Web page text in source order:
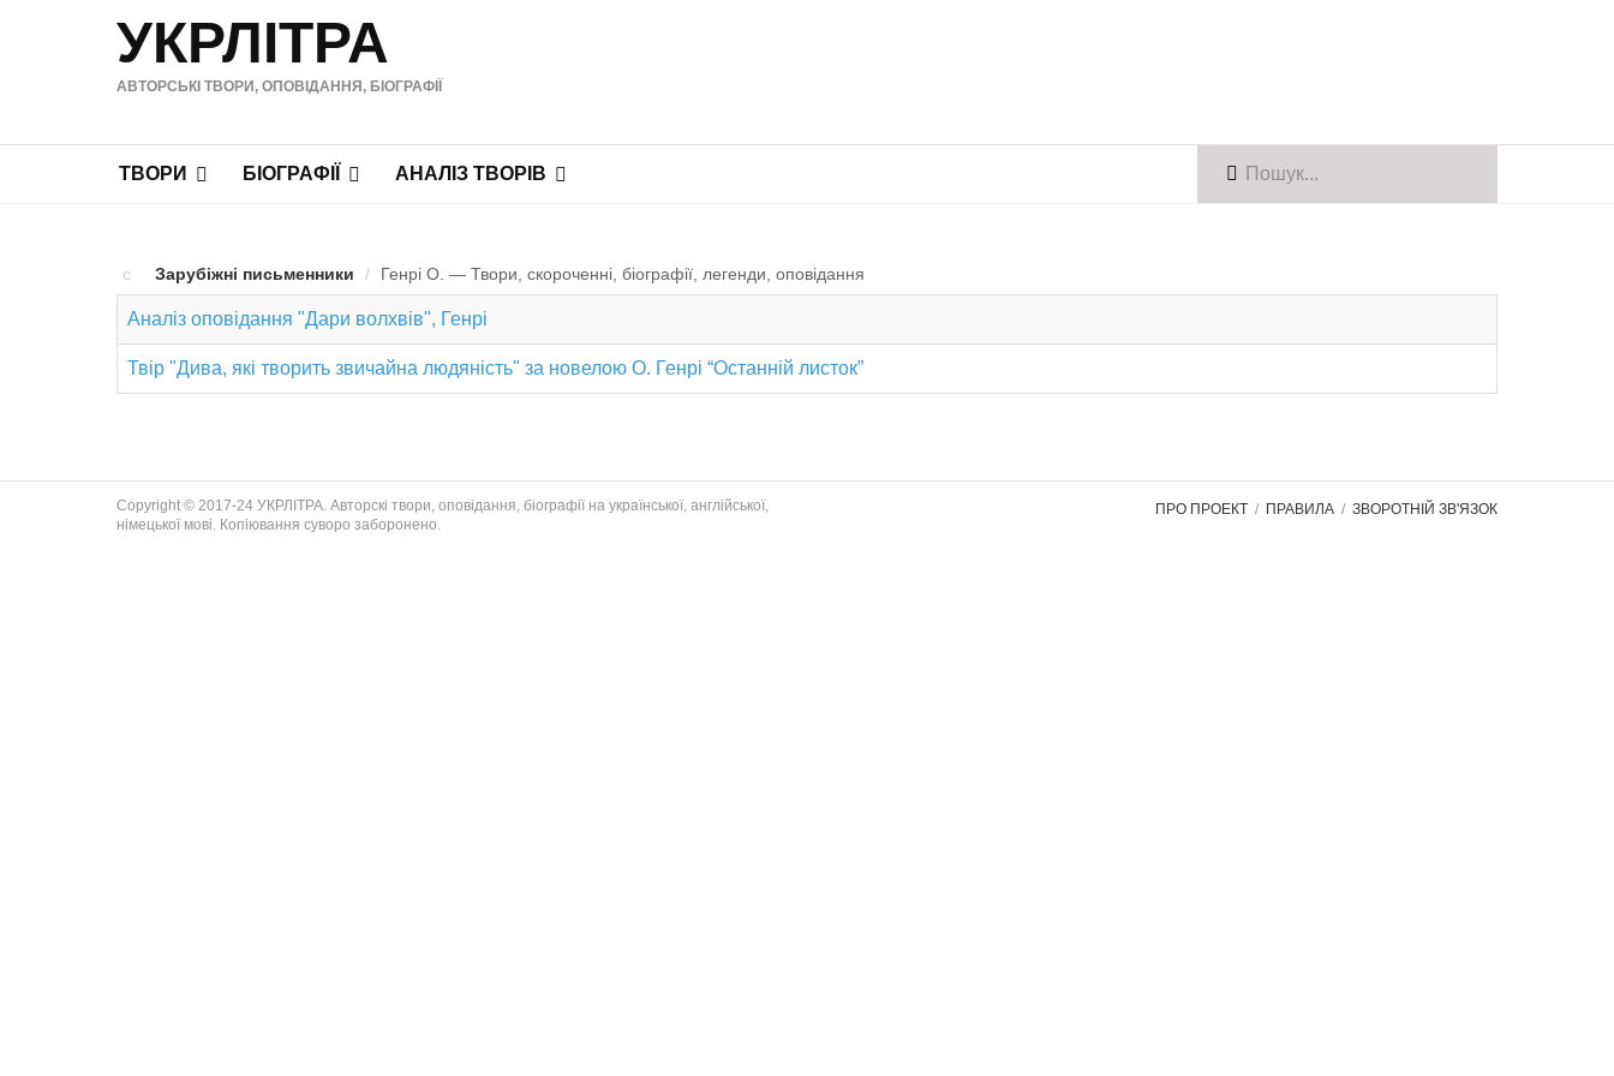
УКРЛІТРА
АВТОРСЬКІ ТВОРИ, ОПОВІДАННЯ, БІОГРАФІЇ
ТВОРИ БІОГРАФІЇ АНАЛІЗ ТВОРІВ
Зарубіжні письменники / Генрі О. — Твори, скороченні, біографії, легенди, оповiдання
Аналіз оповідання "Дари волхвів", Генрі
Твір "Дива, які творить звичайна людяність" за новелою О. Генрі “Останній листок”
Copyright © 2017-24 УКРЛІТРА. Авторскі твори, оповідання, біографії на української, англійської,
німецької мові. Копіювання суворо заборонено.
ПРО ПРОЕКТ ПРАВИЛА ЗВОРОТНІЙ ЗВ'ЯЗОК